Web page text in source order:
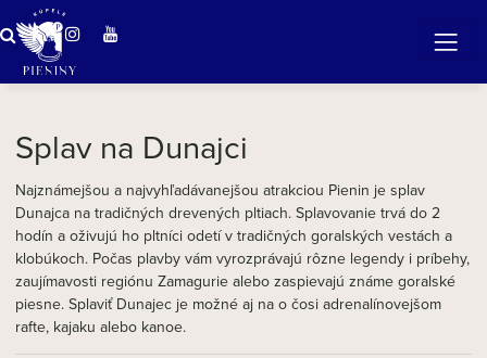
Splav na Dunajci
Najznámejšou a najvyhľadávanejšou atrakciou Pienin je splav
Dunajca na tradičných drevených pltiach. Splavovanie trvá do 2
hodín a oživujú ho pltníci odetí v tradičných goralských vestách a
klobúkoch. Počas plavby vám vyrozprávajú rôzne legendy i príbehy,
zaujímavosti regiónu Zamagurie alebo zaspievajú známe goralské
piesne. Splaviť Dunajec je možné aj na o čosi adrenalínovejšom
rafte, kajaku alebo kanoe.